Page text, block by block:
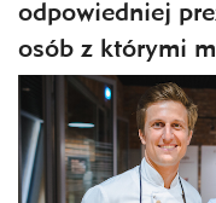
odpowiedniej
osób z którymi